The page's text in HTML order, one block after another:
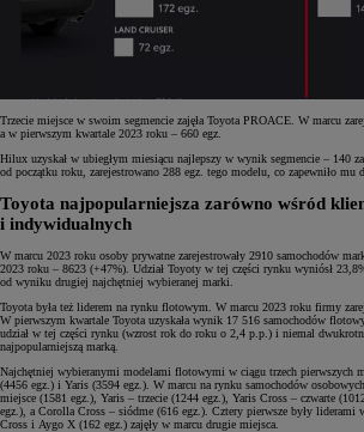
Trzecie miejsce w swoim segmencie zajęła Toyota PROACE. W marcu
a w pierwszym kwartale 2023 roku – 660 egz.
Hilux uzyskał w ubiegłym miesiącu najlepszy w wynik segmencie – 140
od początku roku, zarejestrowano 288 egz. tego modelu, co zapewniło mu
Toyota najpopularniejsza zarówno wśród
i indywidualnych
W marcu 2023 roku osoby prywatne zarejestrowały 2910 samochodów
2023 roku – 8623 (+47%). Udział Toyoty w tej części rynku wyniósł
od wyniku drugiej najchętniej wybieranej marki.
Toyota była też liderem na rynku flotowym. W marcu 2023 roku firmy
W pierwszym kwartale Toyota uzyskała wynik 17 516 samochodów
udział w tej części rynku (wzrost rok do roku o 2,4 p.p.) i niemal
najpopularniejszą marką.
Najchętniej wybieranymi modelami flotowymi w ciągu trzech pierwszych
(4456 egz.) i Yaris (3594 egz.). W marcu na rynku samochodów
miejsce (1581 egz.), Yaris – trzecie (1244 egz.), Yaris Cross – czwarte
egz.), a Corolla Cross – siódme (616 egz.). Cztery pierwsze były liderami
Cross i Aygo X (162 egz.) zajęły w marcu drugie miejsca.